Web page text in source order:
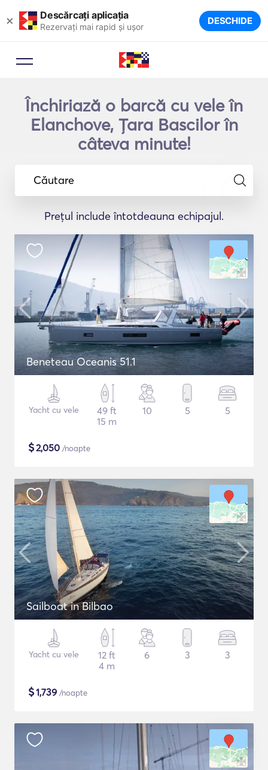
× Descărcați aplicația
Rezervați mai rapid și ușor DESCHIDE
Închiriază o barcă cu vele în
Elanchove, Ţara Bascilor în
câteva minute!
Căutare
Prețul include întotdeauna echipajul.
Beneteau Oceanis 51.1
Yacht cu vele
49 ft
15 m
10 5 5
$2,050 /noapte
Sailboat in Bilbao
Yacht cu vele
12 ft
4 m
6 3 3
$1,739 /noapte